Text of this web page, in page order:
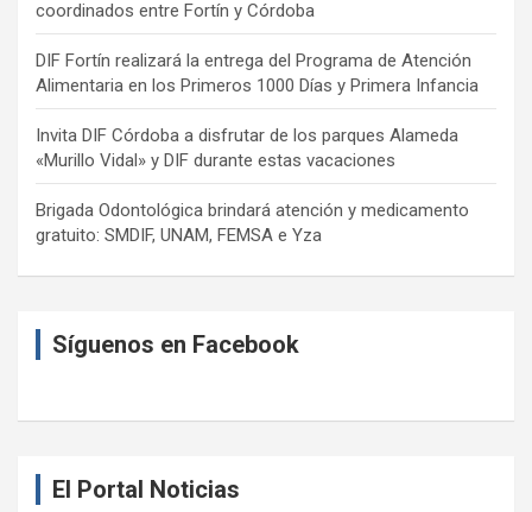
coordinados entre Fortín y Córdoba
DIF Fortín realizará la entrega del Programa de Atención
Alimentaria en los Primeros 1000 Días y Primera Infancia
Invita DIF Córdoba a disfrutar de los parques Alameda
«Murillo Vidal» y DIF durante estas vacaciones
Brigada Odontológica brindará atención y medicamento
gratuito: SMDIF, UNAM, FEMSA e Yza
Síguenos en Facebook
El Portal Noticias